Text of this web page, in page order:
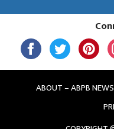
ABOUT – ABPB NEWS